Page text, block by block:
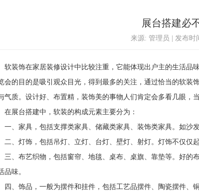
展台搭建必
来源: 管理员 | 发布时
装饰在家居装修设计中比较注重，它能体现出户主的生活品
会的目的是吸引观众目光，得到最多的关注，通过恰当的软
气质。设计好、布置精，装饰美的事物人们肯定会多看几眼，
展台搭建中，软装的构成元素主要分为：
、家具，包括支撑类家具、储藏类家具、装饰类家具。如沙发
、灯饰，包括吊灯、立灯、台灯、壁灯、射灯。灯饰不仅仅起
、布艺织物，包括窗帘、地毯、桌布、桌旗、靠垫等。好的
品味。
、饰品，一般为摆件和挂件，包括工艺品摆件、陶瓷摆件、铜